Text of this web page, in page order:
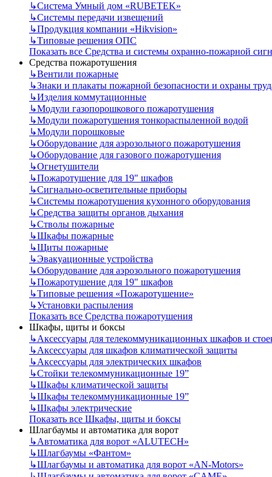
↳Система Умный дом «RUBETEK»
↳Системы передачи извещений
↳Продукция компании «Hikvision»
↳Типовые решения ОПС
Показать все Средства и системы охранно-пожарной
Средства пожаротушения
↳Вентили пожарные
↳Знаки и плакаты пожарной безопасности и охраны
↳Изделия коммутационные
↳Модули газопорошкового пожаротушения
↳Модули пожаротушения тонкораспыленной водой
↳Модули порошковые
↳Оборудование для аэрозольного пожаротушения
↳Оборудование для газового пожаротушения
↳Огнетушители
↳Пожаротушение для 19" шкафов
↳Сигнально-осветительные приборы
↳Системы пожаротушения кухонного оборудования
↳Средства защиты органов дыхания
↳Стволы пожарные
↳Шкафы пожарные
↳Щиты пожарные
↳Эвакуационные устройства
↳Оборудование для аэрозольного пожаротушения
↳Пожаротушение для 19" шкафов
↳Типовые решения «Пожаротушение»
↳Установки распыления
Показать все Средства пожаротушения
Шкафы, щиты и боксы
↳Аксессуары для телекоммуникационных шкафов и
↳Аксессуары для шкафов климатической защиты
↳Аксессуары для электрических шкафов
↳Стойки телекоммуникационные 19”
↳Шкафы климатической защиты
↳Шкафы телекоммуникационные 19”
↳Шкафы электрические
Показать все Шкафы, щиты и боксы
Шлагбаумы и автоматика для ворот
↳Автоматика для ворот «ALUTECH»
↳Шлагбаумы «Фантом»
↳Шлагбаумы и автоматика для ворот «AN-Motors»